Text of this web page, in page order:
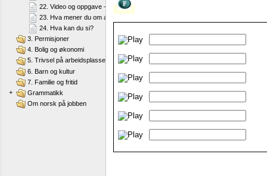
22. Video og oppgave – "Svart arbeid"
23. Hva mener du om arbeidstakernes rettigheter og plikter?
24. Hva kan du si?
3. Permisjoner
4. Bolig og økonomi
5. Trivsel på arbeidsplassen
6. Barn og kultur
7. Familie og fritid
+
Grammatikk
Om norsk på jobben